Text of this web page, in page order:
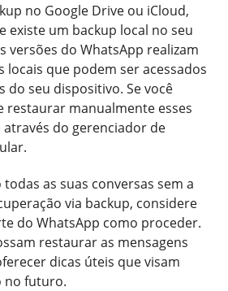
no Google Drive ou iCloud,
existe um backup local no seu
versões do WhatsApp realizam
locais que podem ser acessados
do seu dispositivo. Se você
restaurar manualmente esses
do gerenciador de
as suas conversas sem a
via backup, considere
do WhatsApp como proceder.
restaurar as mensagens
dicas úteis que visam
no futuro.